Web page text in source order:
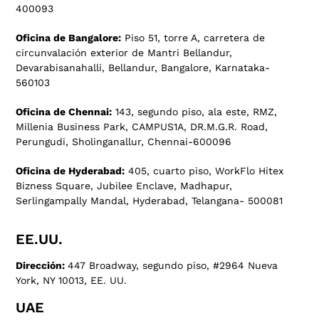
400093
Oficina de Bangalore: Piso 51, torre A, carretera de
circunvalación exterior de Mantri Bellandur,
Devarabisanahalli, Bellandur, Bangalore, Karnataka-
560103
Oficina de Chennai: 143, segundo piso, ala este, RMZ,
Millenia Business Park, CAMPUS1A, DR.M.G.R. Road,
Perungudi, Sholinganallur, Chennai-600096
Oficina de Hyderabad: 405, cuarto piso, WorkFlo Hitex
Bizness Square, Jubilee Enclave, Madhapur,
Serlingampally Mandal, Hyderabad, Telangana- 500081
EE.UU.
Dirección:447 Broadway, segundo piso, #2964 Nueva
York, NY 10013, EE. UU.
UAE